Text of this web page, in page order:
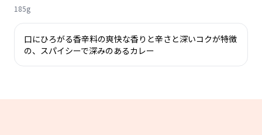
185g
口にひろがる香辛料の爽快な香りと辛さと深いコクが特徴
の、スパイシーで深みのあるカレー